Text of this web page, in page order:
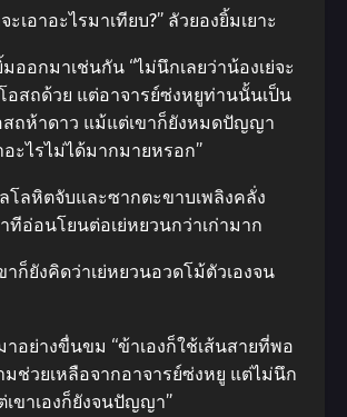
ะเอาอะไรมาเทียบ?” ลัวยองยิ้มเยาะ
มออกมาเช่นกัน “ไม่นึกเลยว่าน้องเย่จะ
อสถด้วย แต่อาจารย์ซ่งหยูท่านนั้นเป็น
สถห้าดาว แม้แต่เขาก็ยังหมดปัญญา
อะไรไม่ได้มากมายหรอก”
โลหิตจับและซากตะขาบเพลิงคลั่ง
ทีอ่อนโยนต่อเย่หยวนกว่าเก่ามาก
าก็ยังคิดว่าเย่หยวนอวดโม้ตัวเองจน
อย่างขื่นขม “ข้าเองก็ใช้เส้นสายที่พอ
ช่วยเหลือจากอาจารย์ซ่งหยู แต่ไม่นึก
ขาเองก็ยังจนปัญญา”